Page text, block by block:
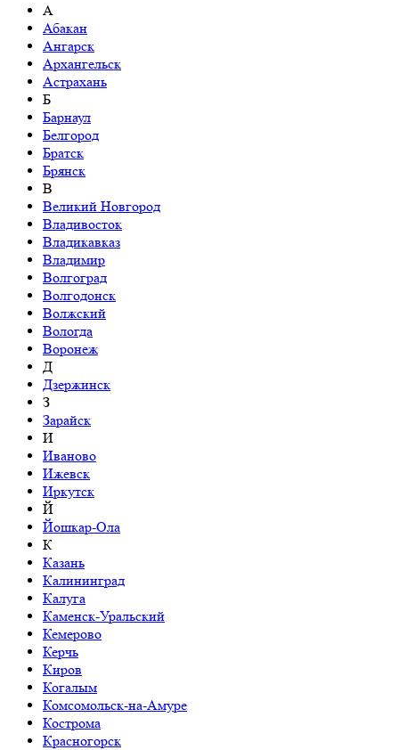
А
Абакан
Ангарск
Архангельск
Астрахань
Б
Барнаул
Белгород
Братск
Брянск
В
Великий Новгород
Владивосток
Владикавказ
Владимир
Волгоград
Волгодонск
Волжский
Вологда
Воронеж
Д
Дзержинск
З
Зарайск
И
Иваново
Ижевск
Иркутск
Й
Йошкар-Ола
К
Казань
Калининград
Калуга
Каменск-Уральский
Кемерово
Керчь
Киров
Когалым
Комсомольск-на-Амуре
Кострома
Красногорск